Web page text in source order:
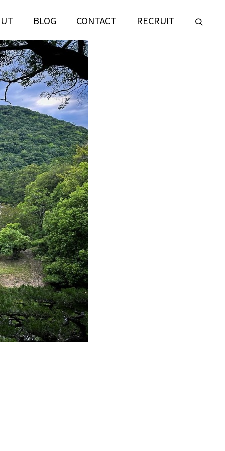
BLOG CONTACT RECRUIT
LANDSCAPE
CONSULTING
ランドスケープコンサルティング部門
ランドスケープコンサルティング部門